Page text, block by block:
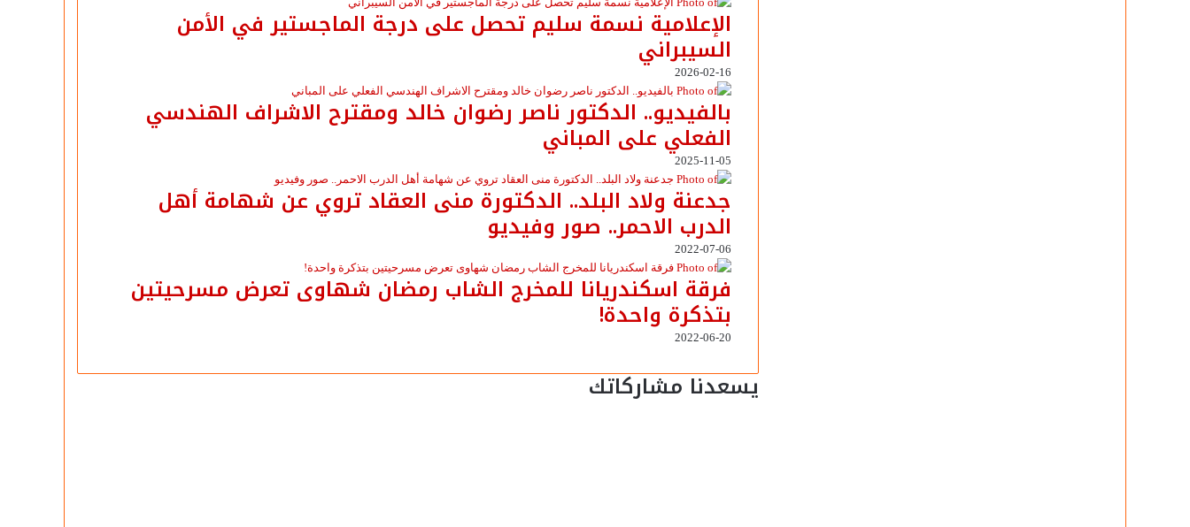
الإعلامية نسمة سليم تحصل على درجة الماجستير في الأمن
السيبراني
2026-02-16
بالفيديو.. ‎الدكتور ناصر رضوان خالد ومقترح الاشراف الهندسي
الفعلي على المباني
2025-11-05
جدعنة ولاد البلد.. الدكتورة منى العقاد تروي عن شهامة أهل
الدرب الاحمر.. صور وفيديو
2022-07-06
فرقة اسكندريانا للمخرج الشاب رمضان شهاوى تعرض مسرحيتين
بتذكرة واحدة!
2022-06-20
يسعدنا مشاركاتك